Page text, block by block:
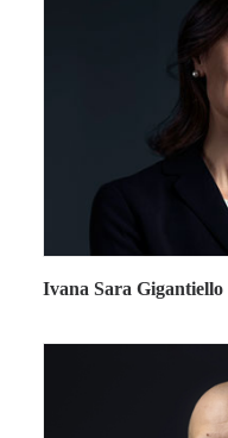
Ivana Sara Gigantiello